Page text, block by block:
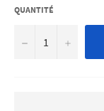
QUANTITÉ
− +